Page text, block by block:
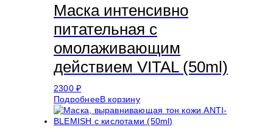
Маска интенсивно
питательная с
омолаживающим
действием VITAL (50ml)
2300₽
ПодробнееВ корзину